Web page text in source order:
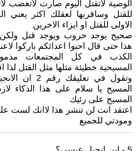
الوصية لاتقتل اليوم صارت
للقتل وساقربها لعقلك اكثر
الاولى للقتل او ايزاء الاخرين
صحيح يوجد حروب ويوجد قتل ولكن
هذا حتى قال احبوا اعدائكم باركوا
الكذب في كل المجتمعات
المسيحية خطيئة مثلها مثل القتل
وتقول في
المسيح يا سلام على هذا الذكاء
المسيح على رئيك
اعتقد انت لن تنشر هذا لاانك لست
ومودتي للجميع